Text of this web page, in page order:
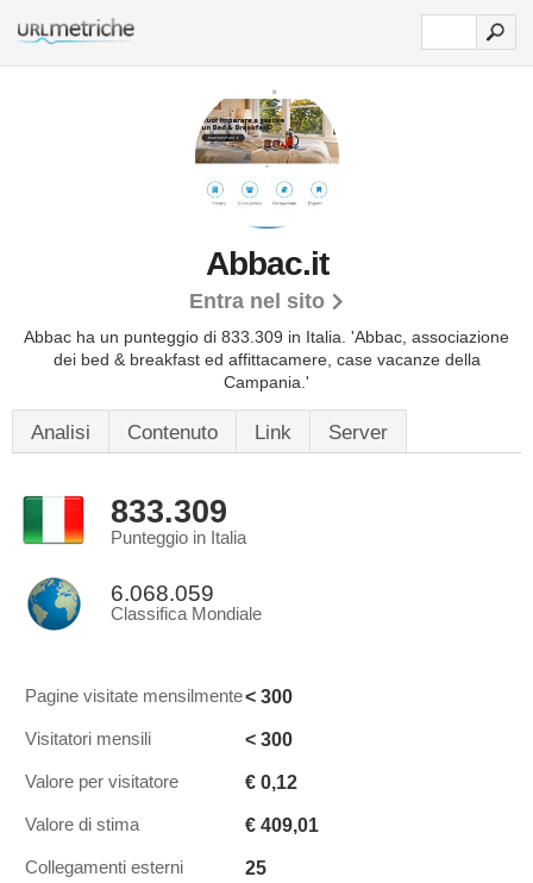
Abbac.it
Entra nel sito
Abbac ha un punteggio di 833.309 in Italia. 'Abbac, associazione
dei bed & breakfast ed affittacamere, case vacanze della
Campania.'
Analisi Contenuto Link Server
833.309
Punteggio in Italia
6.068.059
Classifica Mondiale
Pagine visitate mensilmente< 300
Visitatori mensili < 300
Valore per visitatore € 0,12
Valore di stima € 409,01
Collegamenti esterni 25